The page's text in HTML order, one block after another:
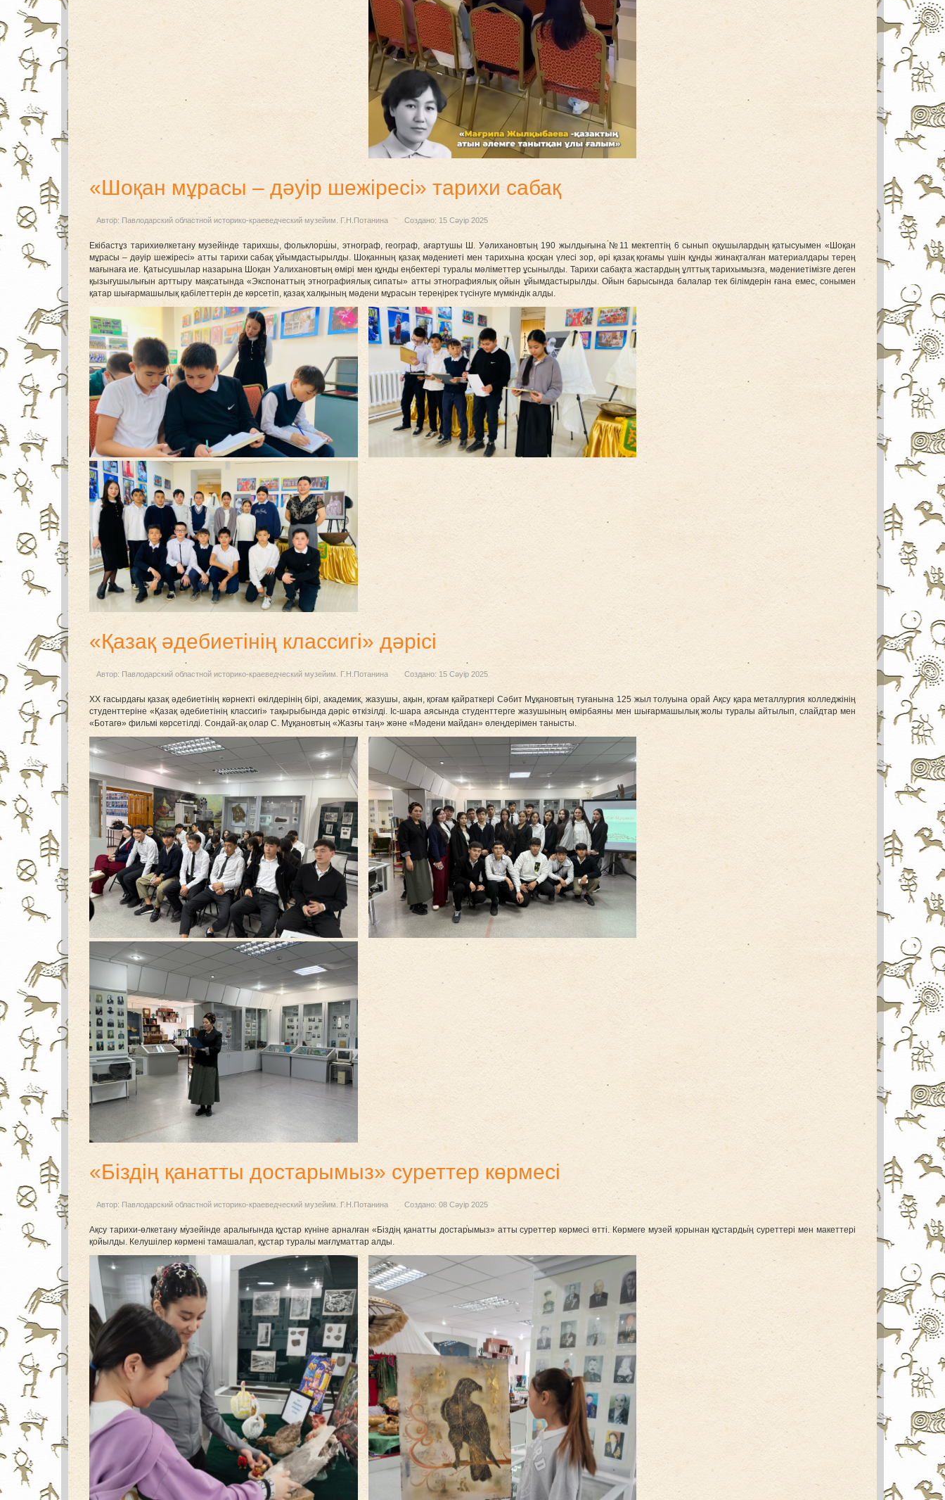
«Шоқан мұрасы – дәуір шежіресі» тарихи сабақ
Автор: Павлодарский областной историко-краеведческий музейим. Г.Н.Потанина Создано: 15 Сәуір 2025
Екібастұз тарихиөлкетану музейінде тарихшы, фольклоршы, этнограф, географ, ағартушы Ш. Уәлихановтың 190 жылдығына №11 мектептің 6 сынып оқушылардың қатысуымен «Шоқан
мұрасы – дәуір шежіресі» атты тарихи сабақ ұйымдастырылды. Шоқанның қазақ мәдениеті мен тарихына қосқан үлесі зор, әрі қазақ қоғамы үшін құнды жинақталған материалдары терең
мағынаға ие. Қатысушылар назарына Шоқан Уалихановтың өмірі мен құнды еңбектері туралы мәліметтер ұсынылды. Тарихи сабақта жастардың ұлттық тарихымызға, мәдениетімізге деген
қызығушылығын арттыру мақсатында «Экспонаттың этнографиялық сипаты» атты этнографиялық ойын ұйымдастырылды. Ойын барысында балалар тек білімдерін ғана емес, сонымен
қатар шығармашылық қабілеттерін де көрсетіп, қазақ халқының мәдени мұрасын тереңірек түсінуге мүмкіндік алды.
«Қазақ әдебиетінің классигі» дәрісі
Автор: Павлодарский областной историко-краеведческий музейим. Г.Н.Потанина Создано: 15 Сәуір 2025
ХХ ғасырдағы қазақ әдебиетінің көрнекті өкілдерінің бірі, академик, жазушы, ақын, қоғам қайраткері Сәбит Мұқановтың туғанына 125 жыл толуына орай Ақсу қара металлургия колледжінің
студенттеріне «Қазақ әдебиетінің классигі» тақырыбында дәріс өткізілді. Іс-шара аясында студенттерге жазушының өмірбаяны мен шығармашылық жолы туралы айтылып, слайдтар мен
«Ботагө» фильмі көрсетілді. Сондай-ақ олар С. Мұқановтың «Жазғы таң» және «Мәдени майдан» өлеңдерімен танысты.
«Біздің қанатты достарымыз» суреттер көрмесі
Автор: Павлодарский областной историко-краеведческий музейим. Г.Н.Потанина Создано: 08 Сәуір 2025
Ақсу тарихи-өлкетану музейінде аралығында құстар күніне арналған «Біздің қанатты достарымыз» атты суреттер көрмесі өтті. Көрмеге музей қорынан құстардың суреттері мен макеттері
қойылды. Келушілер көрмені тамашалап, құстар туралы мағлұматтар алды.